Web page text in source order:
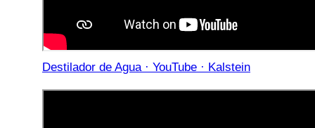
Destilador de Agua · YouTube · Kalstein